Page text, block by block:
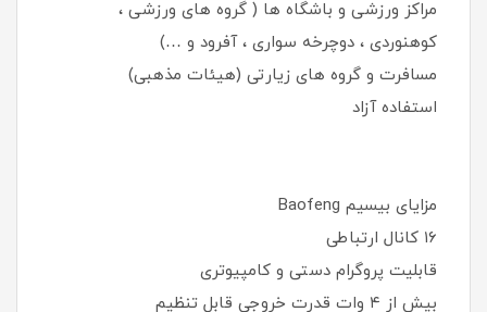
مراکز ورزشی و باشگاه ها ( گروه های ورزشی ،
کوهنوردی ، دوچرخه سواری ، آفرود و …)
مسافرت و گروه های زیارتی (هیئات مذهبی)
استفاده آزاد
مزایای بیسیم Baofeng
۱۶ کانال ارتباطی
قابلیت پروگرام دستی و کامپیوتری
بیش از ۴ وات قدرت خروجی قابل تنظیم